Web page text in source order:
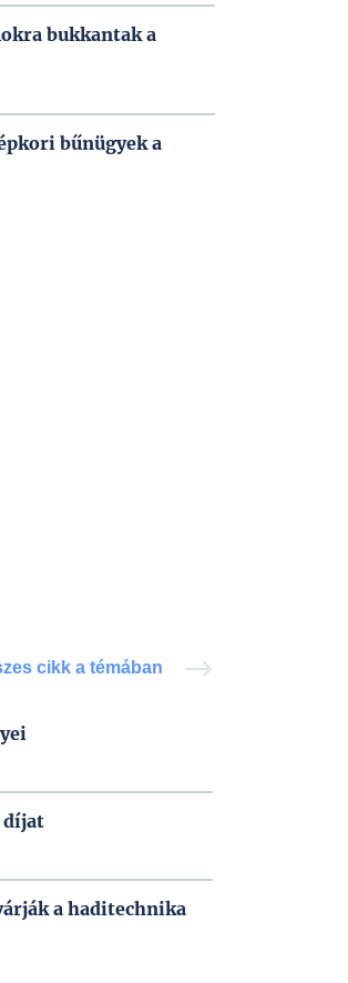
bukkantak a
bűnügyek a
cikk a témában
díjat
a haditechnika